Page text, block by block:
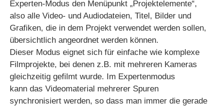
Experten-Modus den Menüpunkt „Projektelemente“,
also alle Video- und Audiodateien, Titel, Bilder und
Grafiken, die in dem Projekt verwendet werden sollen,
übersichtlich angeordnet werden können.
Dieser Modus eignet sich für einfache wie komplexe
Filmprojekte, bei denen z.B. mit mehreren Kameras
gleichzeitig gefilmt wurde. Im Expertenmodus
kann das Videomaterial mehrerer Spuren
synchronisiert werden, so dass man immer die gerade